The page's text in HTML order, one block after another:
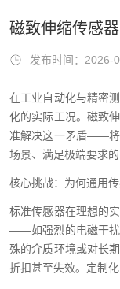
磁致伸缩传感
发布时间：2026-
在工业自动化与精密
化的实际工况。磁致
准解决这一矛盾——将
场景、满足极端要求的
核心挑战：为何通用
标准传感器在理想的
——如强烈的电磁干扰
殊的介质环境或对长
折扣甚至失效。定制